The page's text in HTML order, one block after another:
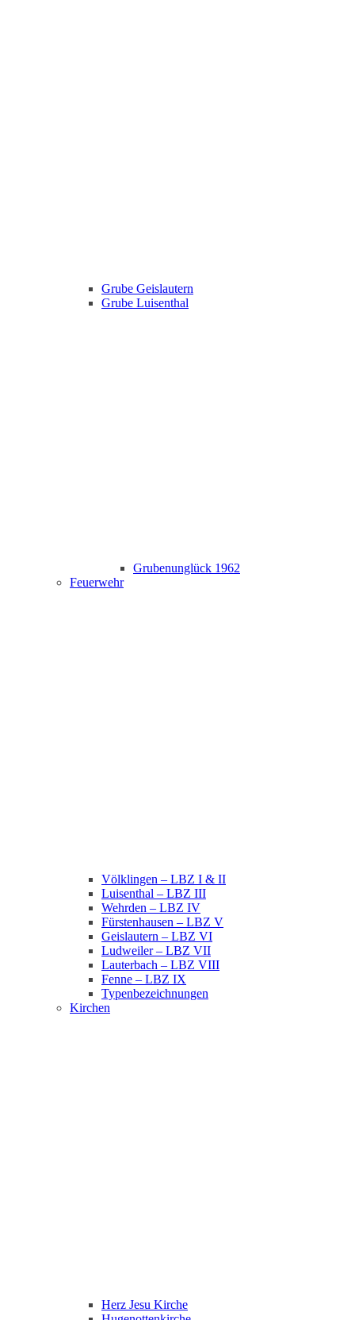
Grube Geislautern
Grube Luisenthal
Grubenunglück 1962
Feuerwehr
Völklingen – LBZ I & II
Luisenthal – LBZ III
Wehrden – LBZ IV
Fürstenhausen – LBZ V
Geislautern – LBZ VI
Ludweiler – LBZ VII
Lauterbach – LBZ VIII
Fenne – LBZ IX
Typenbezeichnungen
Kirchen
Herz Jesu Kirche